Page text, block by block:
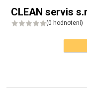
CLEAN servis
(0 hodnotení)